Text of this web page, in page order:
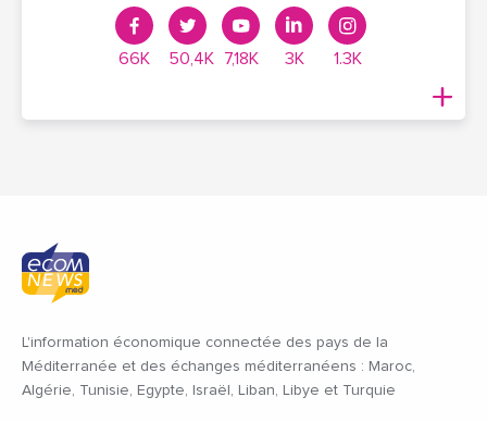
66K 50,4K 7,18K 3K 1.3K
L'information économique connectée des pays de la
Méditerranée et des échanges méditerranéens : Maroc,
Algérie, Tunisie, Egypte, Israël, Liban, Libye et Turquie